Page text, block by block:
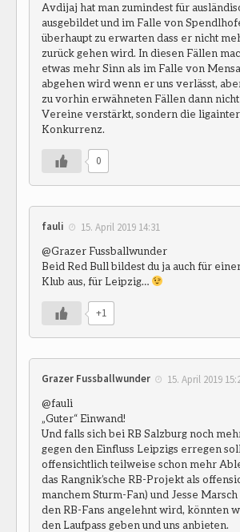
Avdijaj hat man zumindest für
ausgebildet und im Falle von
überhaupt zu erwarten dass er nicht
zurück gehen wird. In diesen Fällen
etwas mehr Sinn als im Falle von
abgehen wird wenn er uns verlässt,
zu vorhin erwähneten Fällen dann nicht
Vereine verstärkt, sondern die
Konkurrenz.
0
fauli 15. April 2019 14:31
@Grazer Fussballwunder
Beid Red Bull bildest du ja auch für
Klub aus, für Leipzig…
+1
Grazer Fussballwunder 15. April 2019
@fauli
„Guter“ Einwand!
Und falls sich bei RB Salzburg noch
gegen den Einfluss Leipzigs erregen
offensichtlich teilweise schon mehr
das Rangnik’sche RB-Projekt als
manchem Sturm-Fan) und Jesse
den RB-Fans angelehnt wird, könnten
den Laufpass geben und uns anbieten.